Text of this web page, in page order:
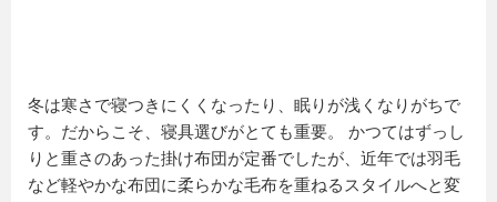
冬は寒さで寝つきにくくなったり、眠りが浅くなりがちで
す。だからこそ、寝具選びがとても重要。 かつてはずっし
りと重さのあった掛け布団が定番でしたが、近年では羽毛
など軽やかな布団に柔らかな毛布を重ねるスタイルへと変